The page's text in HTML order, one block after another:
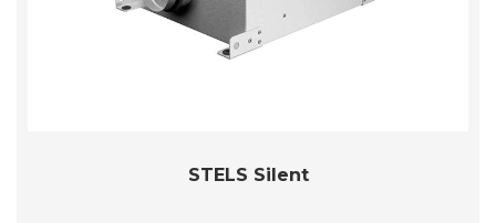
STELS Silent